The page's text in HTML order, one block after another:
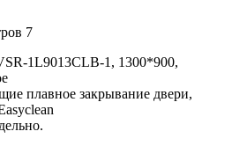
7
1L9013CLB-1, 1300*900,
плавное закрывание двери,